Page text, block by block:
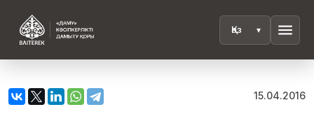
menu
15.04.2016